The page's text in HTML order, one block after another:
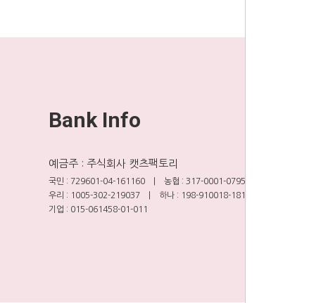
Bank Info
예금주 : 주식회사 캣츠팩토리
국민 : 729601-04-161160 | 농협 : 317-0001-0795-11
우리 : 1005-302-219037 | 하나 : 198-910018-18104
기업 : 015-061458-01-011